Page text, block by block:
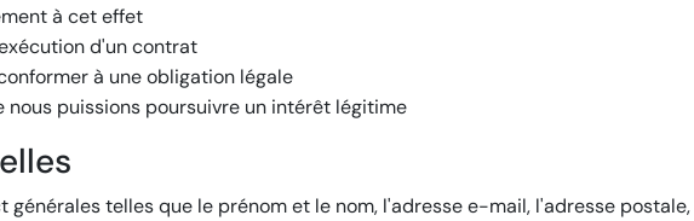
à cet effet
d'un contrat
à une obligation légale
puissions poursuivre un intérêt légitime
telles que le prénom et le nom, l'adresse e-mail, l'adresse